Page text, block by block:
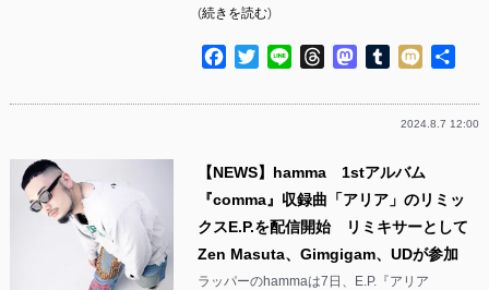
(続きを読む)
Facebook
TwitterLine ThreadsMastodon
Tumblr
Mixi
2024.8.7 12:00
【NEWS】hamma 1stアルバム
『comma』収録曲「アリア」のリミッ
クスE.P.を配信開始 リミキサーとして
Zen Masuta、Gimgigam、UDが参加
ラッパーのhammaは7日、E.P.『アリア